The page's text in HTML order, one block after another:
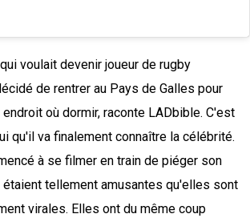
voulait devenir joueur de rugby
de rentrer au Pays de Galles pour
où dormir, raconte LADbible. C'est
qu'il va finalement connaître la célébrité.
à se filmer en train de piéger son
tellement amusantes qu'elles sont
virales. Elles ont du même coup